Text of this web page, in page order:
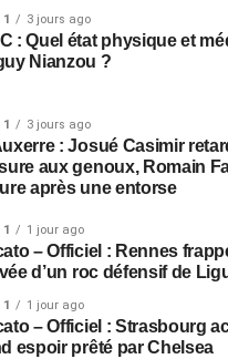
1 3 jours ago
: Quel état physique et
Nianzou ?
1 3 jours ago
: Josué Casimir
aux genoux, Romain
après une entorse
1 1 jour ago
– Officiel : Rennes
d’un roc défensif de
1 1 jour ago
– Officiel : Strasbourg
espoir prêté par Chelsea